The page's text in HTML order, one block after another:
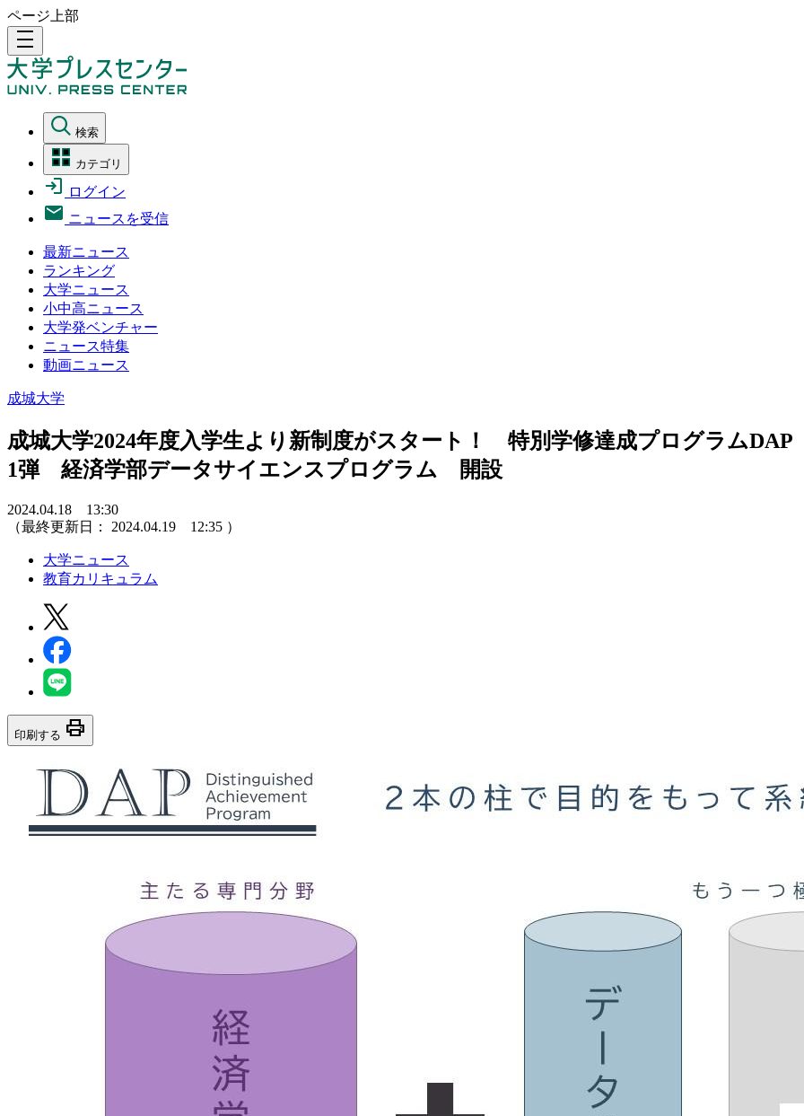
ページ上部
density_medium
検索
カテゴリ
ログイン
ニュースを受信
最新ニュース
ランキング
大学ニュース
小中高ニュース
大学発ベンチャー
ニュース特集
動画ニュース
成城大学
成城大学2024年度入学生より新制度がスタート！ 特別学修達成プログラムDAP
1弾 経済学部データサイエンスプログラム 開設
2024.04.18 13:30
（最終更新日： 2024.04.19 12:35 ）
大学ニュース
教育カリキュラム
印刷する print